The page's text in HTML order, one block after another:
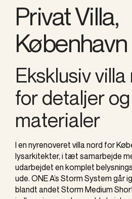
Privat Villa,
København
Eksklusiv
for detaljer og
materialer
I en nyrenoveret villa nord for
lysarkitekter, i tæt samarbejde
udarbejdet en komplet
ude. ONE A’s Storm System går
blandt andet Storm Medium